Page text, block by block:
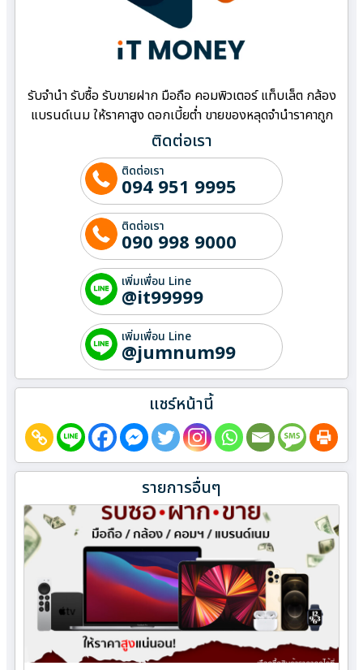
รับจำนำ รับซื้อ รับขายฝาก มือถือ คอมพิวเตอร์ แท็บเล็ต กล้อง
แบรนด์เนม ให้ราคาสูง ดอกเบี้ยต่ำ ขายของหลุดจำนำราคาถูก
ติดต่อเรา
ติดต่อเรา
094 951 9995
ติดต่อเรา
090 998 9000
เพิ่มเพื่อน Line
@it99999
เพิ่มเพื่อน Line
@jumnum99
แชร์หน้านี้
รายการอื่นๆ